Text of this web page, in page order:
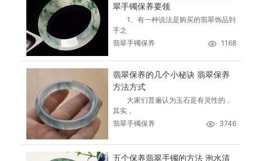
翠手镯保养要领
1、有一种说法是购买的翡翠饰品到
手之
翡翠手镯保养
1168
翡翠保养的几个小秘诀 翡翠保养
方法方式
大家们普遍认为玉石是有灵性的，
其实，
翡翠手镯保养
3746
五个保养翡翠手镯的方法 泡水清